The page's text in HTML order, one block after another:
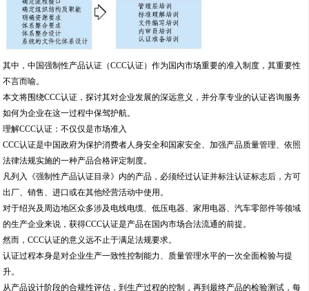
其中，中国强制性产品认证（CCC认证）作为国内市场重要的准入制度，其重要性
不言而喻。
本文将围绕CCC认证，探讨其对企业发展的深远意义，并分享专业的认证咨询服务
如何为企业在这一过程中保驾护航。
理解CCC认证：不仅仅是市场准入
CCC认证是中国政府为保护消费者人身安全和国家安全、加强产品质量管理、依照
法律法规实施的一种产品合格评定制度。
凡列入《强制性产品认证目录》内的产品，必须经过认证并标注认证标志后，方可
出厂、销售、进口或在其他经营活动中使用。
对于绍兴及周边地区众多涉及电线电缆、低压电器、家用电器、汽车零部件等领域
的生产企业来说，获得CCC认证是产品在国内市场合法流通的前提。
然而，CCC认证的意义远不止于满足法规要求。
认证过程本身是对企业生产一致性控制能力、质量管理水平的一次全面检验与提
升。
从产品设计阶段的合规性评估，到生产过程的控制，再到最终产品的检验测试，每